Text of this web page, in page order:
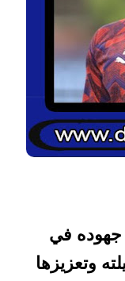
جهوده في
وتعزيزها